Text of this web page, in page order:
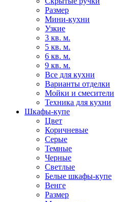
Размер
Мини-кухни
Узкие
3 кв. м.
5 кв. м.
6 кв. м.
9 кв. м.
Все для кухни
Варианты отделки
Мойки и смесители
Техника для кухни
Шкафы-купе
Цвет
Коричневые
Серые
Темные
Черные
Светлые
Белые шкафы-купе
Венге
Размер